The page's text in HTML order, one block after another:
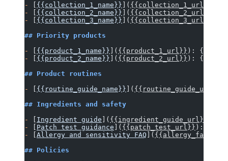
-
{{collection_1_name}} ]( {{collection_1_url}}
-
{{collection_2_name}} ]( {{collection_2_url}}
-
{{collection_3_name}} ]( {{collection_3_url}}
## Priority products
-
{{product_1_name}} ]( {{product_1_url}} ):
-
{{product_2_name}} ]( {{product_2_url}} ):
## Product routines
-
{{routine_guide_name}} ]( {{routine_guide_url}}
## Ingredients and safety
-
Ingredient guide ]( {{ingredient_guide_url}}
-
Patch test guidance ]( {{patch_test_url}} ): how
-
Allergy and sensitivity FAQ ](
## Policies